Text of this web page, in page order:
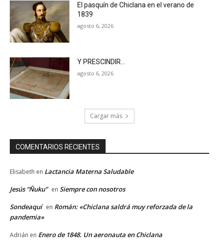
El pasquín de Chiclana en el verano de
1839
agosto 6, 2026
Y PRESCINDIR…
agosto 6, 2026
Cargar más
COMENTARIOS RECIENTES
Elisabeth en Lactancia Materna Saludable
Jesús “Ñuku” en Siempre con nosotros
Sondeaquí en Román: «Chiclana saldrá muy reforzada de la
pandemia»
Adrián en Enero de 1848. Un aeronauta en Chiclana